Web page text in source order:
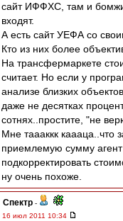
сайт ИФФХС, там и
входят.
А есть сайт УЕФА со
Кто из них более
На трансфермаркете
считает. Но если у
анализе близких
даже не десятках
сотнях..простите, "не
Мне таааккк каааца..что
приемлемую сумму
подкорректировать
ну очень похоже.
Спектр -
16 июл 2011 10:34